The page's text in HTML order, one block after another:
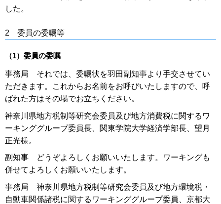
した。
2 委員の委嘱等
（1）委員の委嘱
事務局 それでは、委嘱状を羽田副知事より手交させてい
ただきます。これからお名前をお呼びいたしますので、呼
ばれた方はその場でお立ちください。
神奈川県地方税制等研究会委員及び地方消費税に関するワ
ーキンググループ委員長、関東学院大学経済学部長、望月
正光様。
副知事 どうぞよろしくお願いいたします。ワーキングも
併せてよろしくお願いいたします。
事務局 神奈川県地方税制等研究会委員及び地方環境税・
自動車関係諸税に関するワーキンググループ委員、京都大